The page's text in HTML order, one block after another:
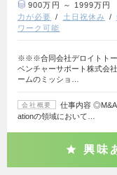
900万円 ～ 1999万円
力が必要
土日祝休み
ワーク可能
※※※合同会社デロイトトー
ベンチャーサポート株式
ームのミッショ…
会社概要
仕事内容 ◎M&A
ationの領域において…
興味